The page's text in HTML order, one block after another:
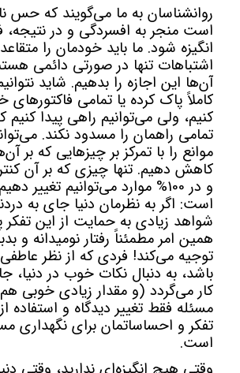
روانشناسان به ما می‌گویند که حس
است منجر به افسردگی و در نتیجه،
انگیزه شود. ما باید خودمان را
اشتباهات تنها در صورتی دائمی
آن‌ها این اجازه را بدهیم. شاید
کاملاً پاک کرده یا تمامی فاکتورهای
کنیم، ولی می‌توانیم راهی پیدا کنیم
تمامی راهمان را مسدود نکند.
موانع را با تمرکز بر چیزهایی که بر
کاهش دهیم. تنها چیزی که بر آن
و در 100% موارد می‌توانیم تغییر
است: اگر به نظرمان دنیا جای به
شواهد زیادی به حمایت از این تفکر
همین امر مطمئناً رفتار نومیدانه و
توجیه می‌کند! فردی که از نظر
باشد، به دنبال نکات خوب در دنیا،
کار می‌گردد (و مقدار زیادی خوبی
مسئله فقط تغییر دیدگاه و استفاده
تفکر و احساساتمان برای نگهداری
است.